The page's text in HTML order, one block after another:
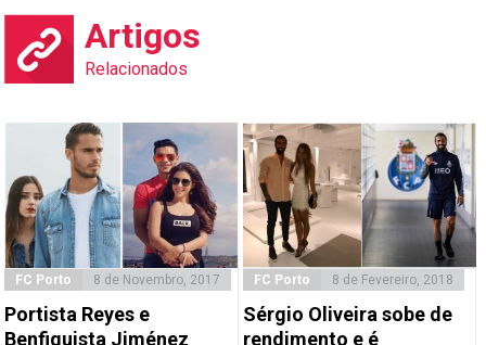
Artigos
Relacionados
FC Porto 8 de Novembro, 2017
Portista Reyes e
Benfiquista Jiménez
FC Porto 8 de Fevereiro, 2018
Sérgio Oliveira sobe de
rendimento e é